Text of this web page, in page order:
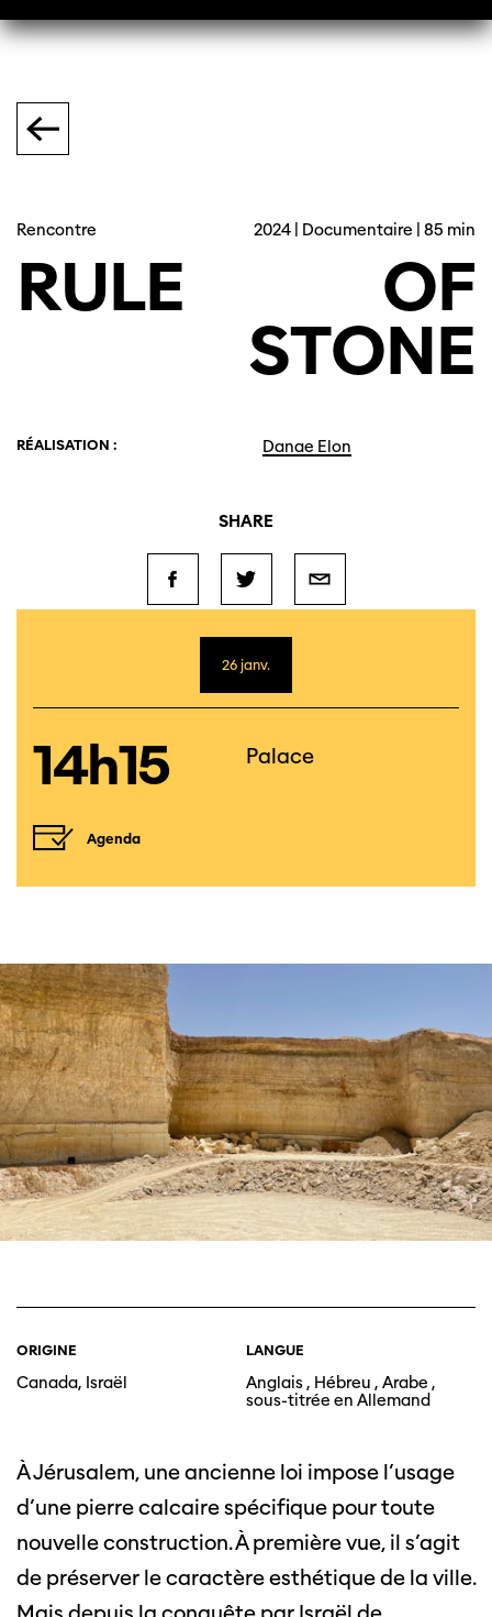
Rencontre 2024 | Documentaire | 85 min
RULE OF
STONE
RÉALISATION : Danae Elon
SHARE
26 janv.
14h15 Palace
Agenda
ORIGINE
Canada, Israël
LANGUE
Anglais , Hébreu , Arabe ,
sous-titrée en Allemand
À Jérusalem, une ancienne loi impose l’usage
d’une pierre calcaire spécifique pour toute
nouvelle construction. À première vue, il s’agit
de préserver le caractère esthétique de la ville.